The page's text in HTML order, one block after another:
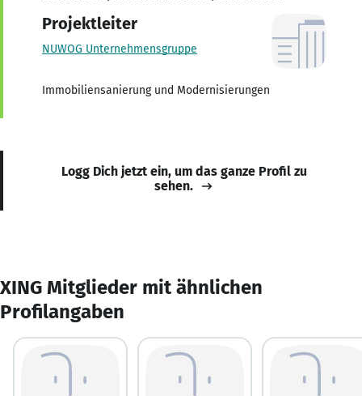
Projektleiter
NUWOG Unternehmensgruppe
Immobiliensanierung und Modernisierungen
Logg Dich jetzt ein, um das ganze Profil zu
sehen.
XING Mitglieder mit ähnlichen
Profilangaben